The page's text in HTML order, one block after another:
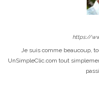
https://
Je suis comme beaucoup,
UnSimpleClic.com tout